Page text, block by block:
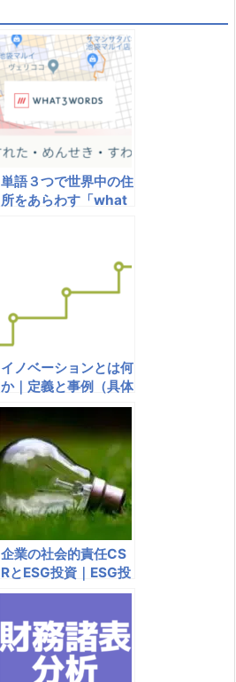
単語３つで世界中の住
所をあらわす「what
イノベーションとは何
か｜定義と事例（具体
例）、生産性のジレン
マ
企業の社会的責任CS
RとESG投資｜ESG投
資は儲からない？